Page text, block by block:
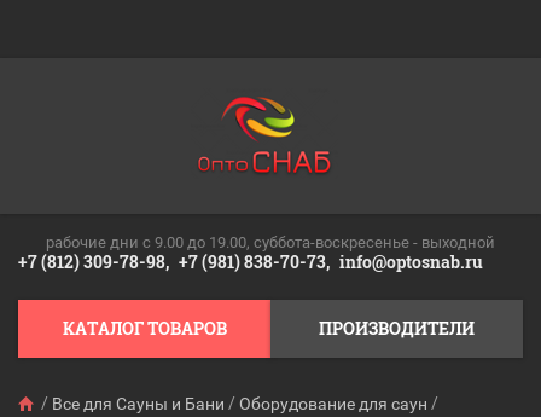
рабочие дни c 9.00 до 19.00, суббота-воскресенье - выходной
+7 (812) 309-78-98, +7 (981) 838-70-73, info@optosnab.ru
КАТАЛОГ ТОВАРОВ ПРОИЗВОДИТЕЛИ
/ Все для Сауны и Бани / Оборудование для саун /